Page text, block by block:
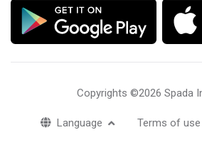
Copyrights ©2026 Spada
Language Terms of use